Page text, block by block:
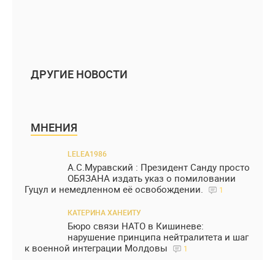
ДРУГИЕ НОВОСТИ
МНЕНИЯ
LELEA1986
А.С.Муравский : Президент Санду просто
ОБЯЗАНА издать указ о помиловании
Гуцул и немедленном её освобождении.
1
КАТЕРИНА ХАНЕИТУ
Бюро связи НАТО в Кишиневе:
нарушение принципа нейтралитета и шаг
к военной интеграции Молдовы
1